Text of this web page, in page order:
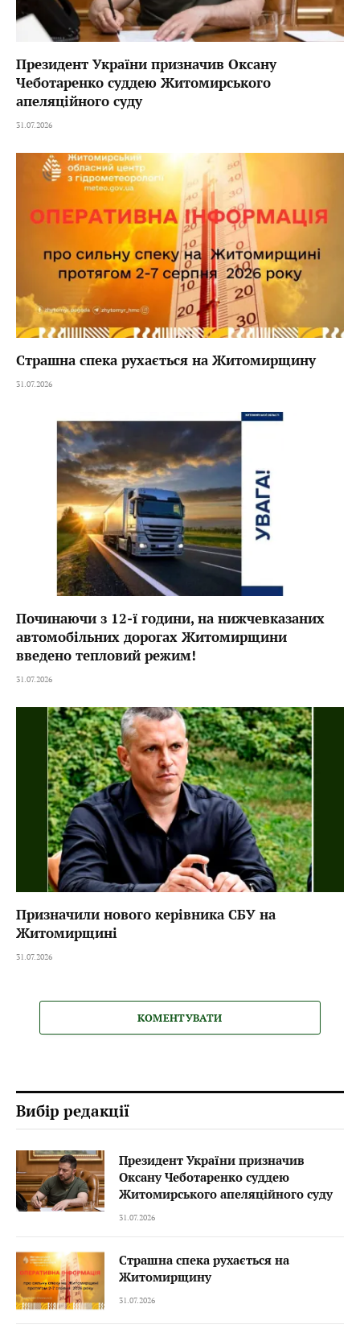
Президент України призначив Оксану
Чеботаренко суддею Житомирського
апеляційного суду
31.07.2026
Страшна спека рухається на Житомирщину
31.07.2026
Починаючи з 12-ї години, на нижчевказаних
автомобільних дорогах Житомирщини
введено тепловий режим!
31.07.2026
Призначили нового керівника СБУ на
Житомирщині
31.07.2026
КОМЕНТУВАТИ
Вибір редакції
Президент України призначив
Оксану Чеботаренко суддею
Житомирського апеляційного суду
31.07.2026
Страшна спека рухається на
Житомирщину
31.07.2026